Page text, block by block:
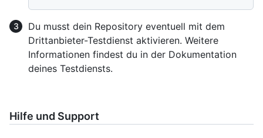
Du musst dein Repository eventuell mit dem
Drittanbieter-Testdienst aktivieren. Weitere
Informationen findest du in der Dokumentation
deines Testdiensts.
Hilfe und Support